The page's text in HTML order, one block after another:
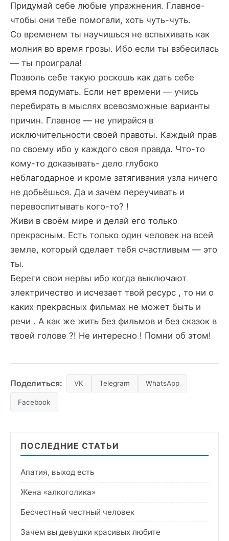
Придумай себе любые упражнения. Главное-
чтобы они тебе помогали, хоть чуть-чуть.
Со временем ты научишься не вспыхивать как
молния во время грозы. Ибо если ты взбесилась
— ты проиграла!
Позволь себе такую роскошь как дать себе
время подумать. Если нет времени — учись
перебирать в мыслях всевозможные варианты
причин. Главное — не упирайся в
исключительности своей правоты. Каждый прав
по своему ибо у каждого своя правда. Что-то
кому-то доказывать- дело глубоко
неблагодарное и кроме затягивания узла ничего
не добьёшься. Да и зачем переучивать и
перевоспитывать кого-то? !
Живи в своём мире и делай его только
прекрасным. Есть только один человек на всей
земле, который сделает тебя счастливым — это
ты.
Береги свои нервы ибо когда выключают
электричество и исчезает твой ресурс , то ни о
каких прекрасных фильмах не может быть и
речи . А как же жить без фильмов и без сказок в
твоей голове ?! Не интересно ! Помни об этом!
Поделиться: VK Telegram WhatsApp
Facebook
ПОСЛЕДНИЕ СТАТЬИ
Апатия, выход есть
Жена «алкоголика»
Бесчестный честный человек
Зачем вы девушки красивых любите